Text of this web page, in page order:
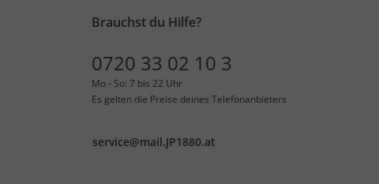
Brauchst du Hilfe?
0720 33 02 10 3
Mo - So: 7 bis 22 Uhr
Es gelten die Preise deines Telefonanbieters
service@mail.JP1880.at